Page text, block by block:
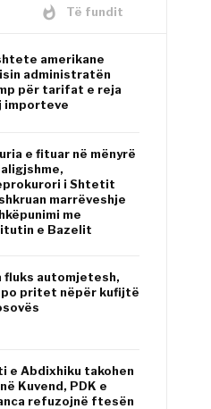
whatshot Të fundit
amerikane
administratën
për tarifat e reja
importeve
e fituar në mënyrë
i Shtetit
marrëveshje
me
e Bazelit
fluks automjetesh,
po pritet nëpër kufijtë
e Abdixhiku takohen
Kuvend, PDK e
refuzojnë ftesën